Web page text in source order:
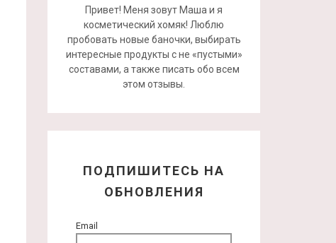
Привет! Меня зовут Маша и я
косметический хомяк! Люблю
пробовать новые баночки, выбирать
интересные продукты с не «пустыми»
составами, а также писать обо всем
этом отзывы.
ПОДПИШИТЕСЬ НА
ОБНОВЛЕНИЯ
Email